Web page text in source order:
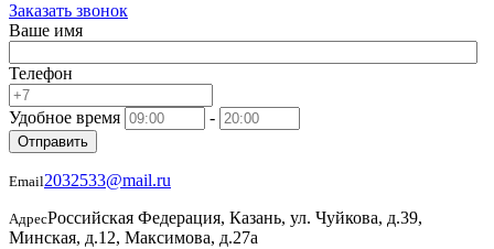
Заказать звонок
Ваше имя
Телефон
Удобное время -
Отправить
Email2032533@mail.ru
АдресРоссийская Федерация, Казань, ул. Чуйкова, д.39,
Минская, д.12, Максимова, д.27а